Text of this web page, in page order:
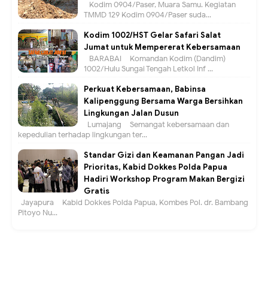
Kodim 0904/Paser, Muara Samu. Kegiatan
TMMD 129 Kodim 0904/Paser suda...
Kodim 1002/HST Gelar Safari Salat
Jumat untuk Mempererat Kebersamaan
BARABAI – Komandan Kodim (Dandim)
1002/Hulu Sungai Tengah Letkol Inf ...
Perkuat Kebersamaan, Babinsa
Kalipenggung Bersama Warga Bersihkan
Lingkungan Jalan Dusun
Lumajang – Semangat kebersamaan dan
kepedulian terhadap lingkungan ter...
Standar Gizi dan Keamanan Pangan Jadi
Prioritas, Kabid Dokkes Polda Papua
Hadiri Workshop Program Makan Bergizi
Gratis
Jayapura – Kabid Dokkes Polda Papua, Kombes Pol. dr. Bambang
Pitoyo Nu...